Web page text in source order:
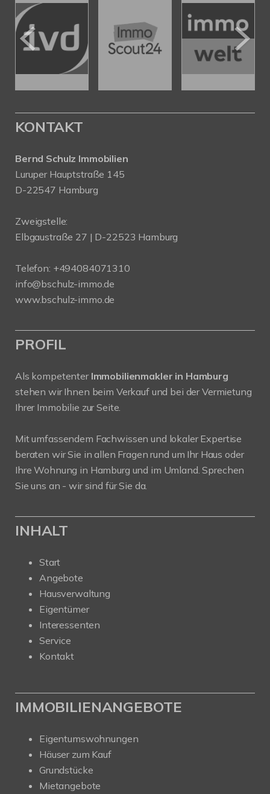
KONTAKT
Bernd Schulz Immobilien
Luruper Hauptstraße 145
D-22547 Hamburg
Zweigstelle:
Elbgaustraße 27 | D-22523 Hamburg
Telefon: +494084071310
info@bschulz-immo.de
www.bschulz-immo.de
PROFIL
Als kompetenter Immobilienmakler in Hamburg
stehen wir Ihnen beim Verkauf und bei der Vermietung
Ihrer Immobilie zur Seite.
Mit umfassendem Fachwissen und lokaler Expertise
beraten wir Sie in allen Fragen rund um Ihr Haus oder
Ihre Wohnung in Hamburg und im Umland. Sprechen
Sie uns an - wir sind für Sie da.
INHALT
Start
Angebote
Hausverwaltung
Eigentümer
Interessenten
Service
Kontakt
IMMOBILIENANGEBOTE
Eigentumswohnungen
Häuser zum Kauf
Grundstücke
Mietangebote